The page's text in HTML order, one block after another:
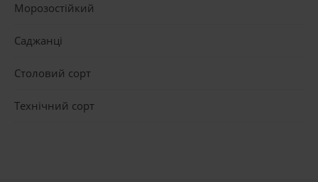
Морозостійкий
Саджанці
Столовий сорт
Технічний сорт